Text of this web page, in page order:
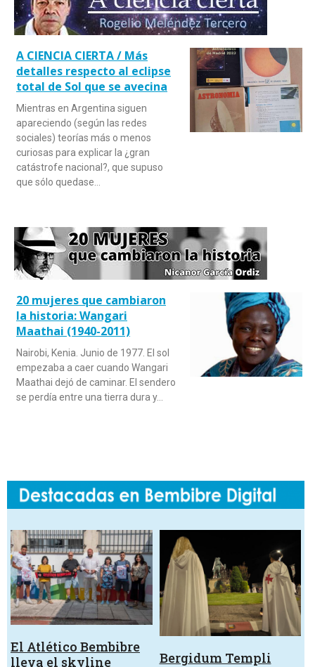
A CIENCIA CIERTA / Más
detalles respecto al eclipse
total de Sol que se avecina
Mientras en Argentina siguen
apareciendo (según las redes
sociales) teorías más o menos
curiosas para explicar la ¿gran
catástrofe nacional?, que supuso
que sólo quedase…
20 mujeres que cambiaron
la historia: Wangari
Maathai (1940-2011)
Nairobi, Kenia. Junio de 1977. El sol
empezaba a caer cuando Wangari
Maathai dejó de caminar. El sendero
se perdía entre una tierra dura y…
El Atlético Bembibre
lleva el skyline
Bergidum Templi